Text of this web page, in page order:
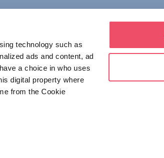
technology such as
ads and content, ad
a choice in who uses
digital property where
from the Cookie